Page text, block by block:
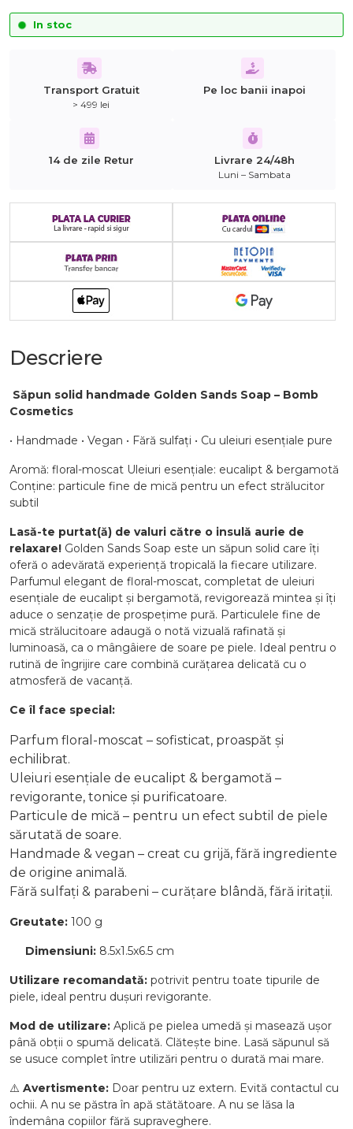
In stoc
Transport Gratuit
> 499 lei
Pe loc banii inapoi
14 de zile Retur Livrare 24/48h
Luni – Sambata
Descriere
Săpun solid handmade Golden Sands Soap – Bomb
Cosmetics
• Handmade • Vegan • Fără sulfați • Cu uleiuri esențiale pure
Aromă: floral-moscat Uleiuri esențiale: eucalipt & bergamotă
Conține: particule fine de mică pentru un efect strălucitor
subtil
Lasă-te purtat(ă) de valuri către o insulă aurie de
relaxare! Golden Sands Soap este un săpun solid care îți
oferă o adevărată experiență tropicală la fiecare utilizare.
Parfumul elegant de floral-moscat, completat de uleiuri
esențiale de eucalipt și bergamotă, revigorează mintea și îți
aduce o senzație de prospețime pură. Particulele fine de
mică strălucitoare adaugă o notă vizuală rafinată și
luminoasă, ca o mângâiere de soare pe piele. Ideal pentru o
rutină de îngrijire care combină curățarea delicată cu o
atmosferă de vacanță.
Ce îl face special:
Parfum floral-moscat – sofisticat, proaspăt și
echilibrat.
Uleiuri esențiale de eucalipt & bergamotă –
revigorante, tonice și purificatoare.
Particule de mică – pentru un efect subtil de piele
sărutată de soare.
Handmade & vegan – creat cu grijă, fără ingrediente
de origine animală.
Fără sulfați & parabeni – curățare blândă, fără iritații.
Greutate: 100 g
Dimensiuni: 8.5x1.5x6.5 cm
Utilizare recomandată: potrivit pentru toate tipurile de
piele, ideal pentru dușuri revigorante.
Mod de utilizare: Aplică pe pielea umedă și masează ușor
până obții o spumă delicată. Clătește bine. Lasă săpunul să
se usuce complet între utilizări pentru o durată mai mare.
⚠️ Avertismente: Doar pentru uz extern. Evită contactul cu
ochii. A nu se păstra în apă stătătoare. A nu se lăsa la
îndemâna copiilor fără supraveghere.